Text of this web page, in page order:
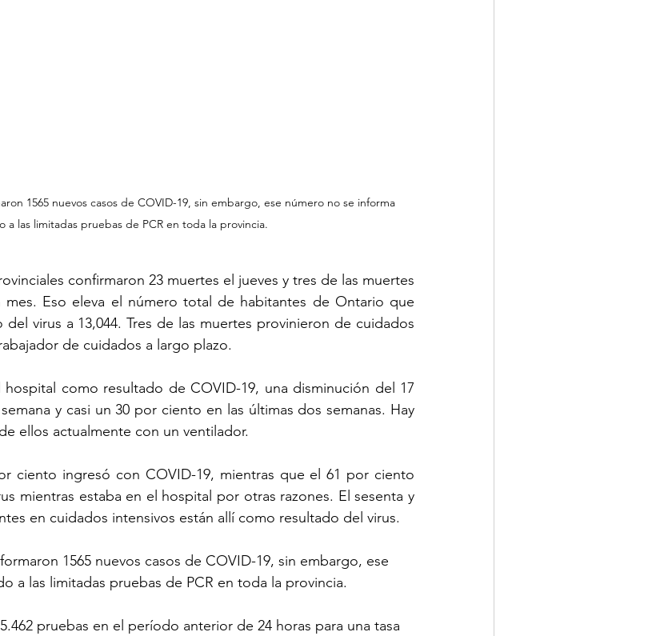
1565 nuevos casos de COVID-19, sin embargo, ese número no se informa
a las limitadas pruebas de PCR en toda la provincia.
confirmaron 23 muertes el jueves y tres de las muertes
Eso eleva el número total de habitantes de Ontario que
virus a 13,044. Tres de las muertes provinieron de cuidados
de cuidados a largo plazo.
como resultado de COVID-19, una disminución del 17
y casi un 30 por ciento en las últimas dos semanas. Hay
ellos actualmente con un ventilador.
ciento ingresó con COVID-19, mientras que el 61 por ciento
mientras estaba en el hospital por otras razones. El sesenta y
en cuidados intensivos están allí como resultado del virus.
1565 nuevos casos de COVID-19, sin embargo, ese
a las limitadas pruebas de PCR en toda la provincia.
pruebas en el período anterior de 24 horas para una tasa